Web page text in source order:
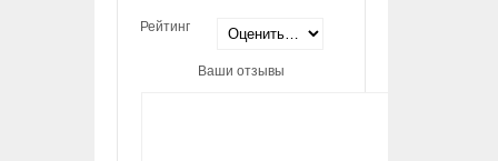
Рейтинг
Ваши отзывы